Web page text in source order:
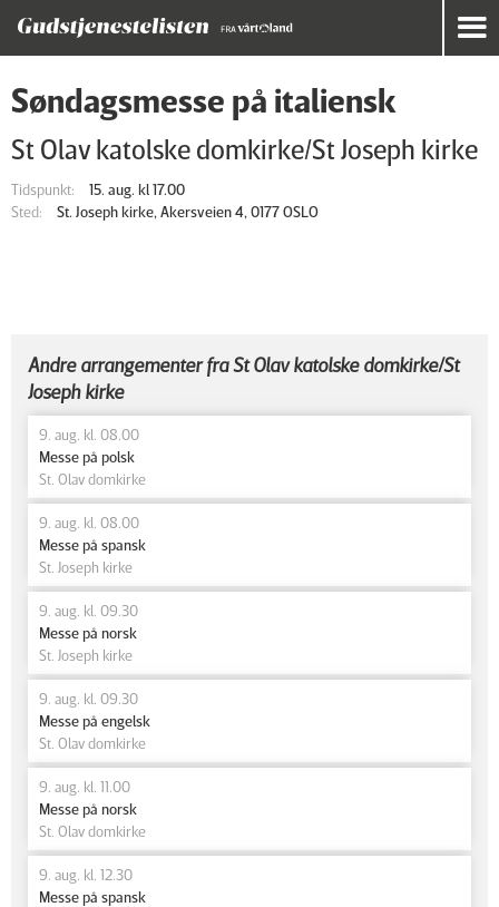
Søndagsmesse på italiensk
St Olav katolske domkirke/St Joseph kirke
Tidspunkt:
15. aug. kl 17.00
Sted:
St. Joseph kirke, Akersveien 4, 0177 OSLO
Andre arrangementer fra St Olav katolske domkirke/St
Joseph kirke
9. aug. kl. 08.00
Messe på polsk
St. Olav domkirke
9. aug. kl. 08.00
Messe på spansk
St. Joseph kirke
9. aug. kl. 09.30
Messe på norsk
St. Joseph kirke
9. aug. kl. 09.30
Messe på engelsk
St. Olav domkirke
9. aug. kl. 11.00
Messe på norsk
St. Olav domkirke
9. aug. kl. 12.30
Messe på spansk